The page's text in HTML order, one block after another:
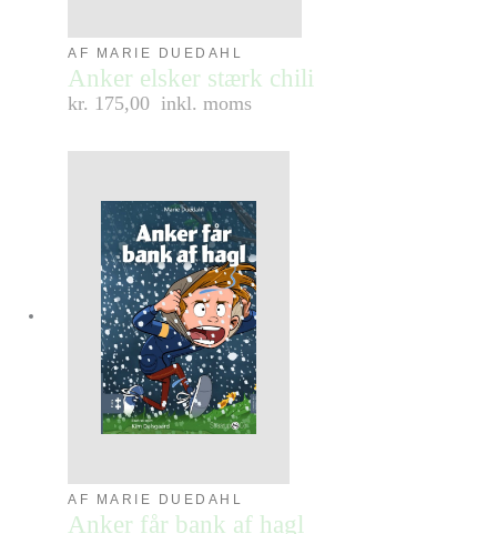
AF MARIE DUEDAHL
Anker elsker stærk chili
kr. 175,00 inkl. moms
AF MARIE DUEDAHL
Anker får bank af hagl